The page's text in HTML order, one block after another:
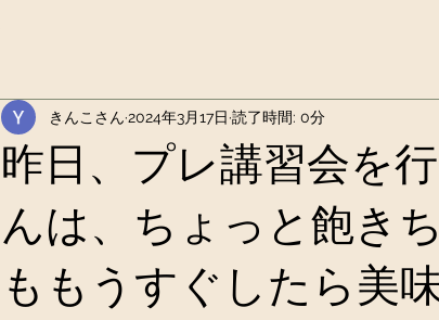
昨日、プレ講習会を
んは、ちょっと飽き
ももうすぐしたら美
きんこさん 2024年3月17日 読了時間: 0分